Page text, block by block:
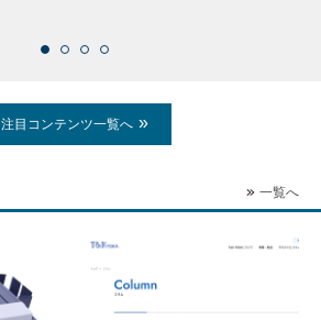
注目コンテンツ一覧へ
一覧へ